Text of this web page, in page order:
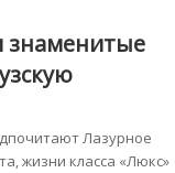
знаменитые
Лазурное
жизни класса «Люкс»